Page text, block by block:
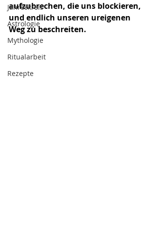
Jahreskreis
Astrologie
Mythologie
Ritualarbeit
Rezepte
aufzubrechen, die uns blockieren,
und endlich unseren ureigenen
Weg zu beschreiten.